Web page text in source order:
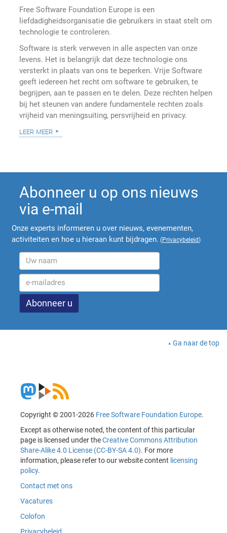
Free Software Foundation Europe is een
liefdadigheidsorganisatie die gebruikers in staat stelt om
technologie te controleren.
Software is sterk verweven in alle aspecten van onze
levens. Het is belangrijk dat deze technologie ons
versterkt in plaats van ons te beperken. Vrije Software
geeft iedereen het recht om software te gebruiken, te
begrijpen, aan te passen en te delen. Deze rechten helpen
bij het steunen van andere fundamentele rechten zoals
vrijheid van meningsuiting, persvrijheid en privacy.
leer meer
Abonneer u op ons nieuws
via e-mail
Onze experts informeren u over nieuws, evenementen,
activiteiten en hoe u hieraan kunt bijdragen. (Privacybeleid)
Ga naar de top
Copyright © 2001-2026 Free Software Foundation Europe.
Except as otherwise noted, the content of this particular
page is licensed under theCreative Commons Attribution
Share-Alike 4.0 License (CC-BY-SA 4.0). For more
information, please refer to our website content licensing
policy.
Contact met ons
Vacatures
Colofon